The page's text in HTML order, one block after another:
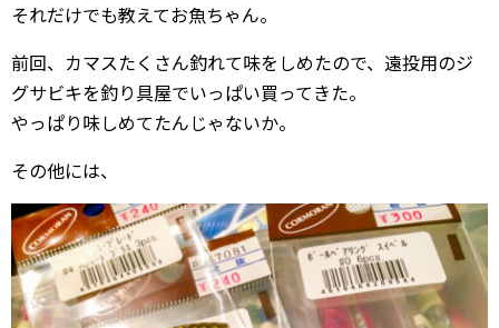
それだけでも教えてお魚ちゃん。
前回、カマスたくさん釣れて味をしめたので、遠投用のジ
グサビキを釣り具屋でいっぱい買ってきた。
やっぱり味しめてたんじゃないか。
その他には、